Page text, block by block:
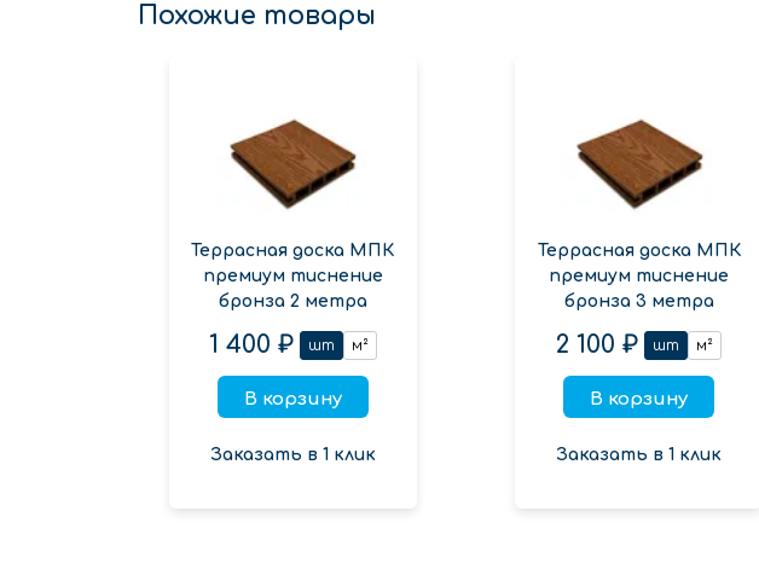
Похожие товары
Террасная доска МПК
премиум тиснение
бронза 2 метра
1 400 ₽ шт м²
В корзину
Заказать в 1 клик
Террасная доска МПК
премиум тиснение
бронза 3 метра
2 100 ₽ шт м²
В корзину
Заказать в 1 клик